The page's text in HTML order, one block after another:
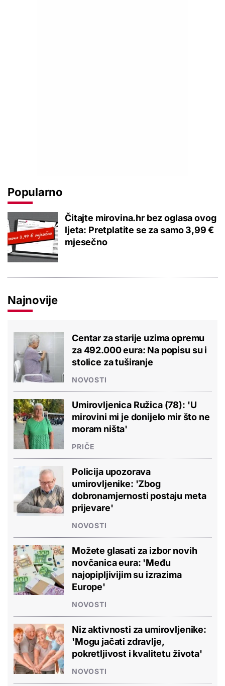
Popularno
Čitajte mirovina.hr bez oglasa ovog
ljeta: Pretplatite se za samo 3,99 €
mjesečno
Najnovije
Centar za starije uzima opremu
za 492.000 eura: Na popisu su i
stolice za tuširanje
NOVOSTI
Umirovljenica Ružica (78): 'U
mirovini mi je donijelo mir što ne
moram ništa'
PRIČE
Policija upozorava
umirovljenike: 'Zbog
dobronamjernosti postaju meta
prijevare'
NOVOSTI
Možete glasati za izbor novih
novčanica eura: 'Među
najopipljivijim su izrazima
Europe'
NOVOSTI
Niz aktivnosti za umirovljenike:
'Mogu jačati zdravlje,
pokretljivost i kvalitetu života'
NOVOSTI